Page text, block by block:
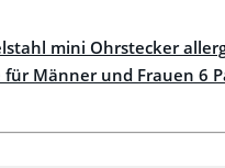
mini Ohrstecker
Männer und Frauen 6